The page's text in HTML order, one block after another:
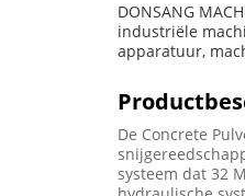
DONSANG
industriële
apparatuur,
De Concrete
systeem dat 32